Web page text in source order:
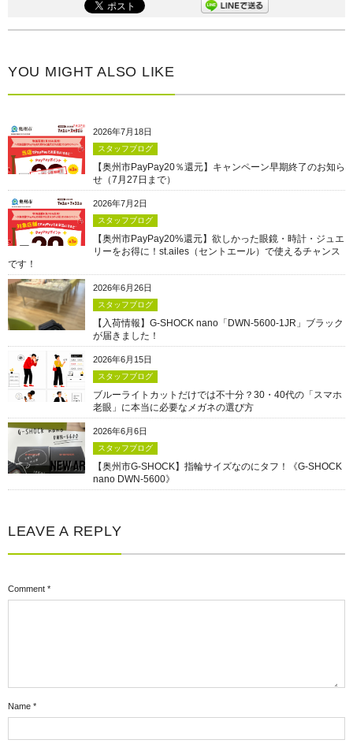
YOU MIGHT ALSO LIKE
2026年7月18日
スタッフブログ
【奥州市PayPay20％還元】キャンペーン早期終了のお知ら
せ（7月27日まで）
2026年7月2日
スタッフブログ
【奥州市PayPay20%還元】欲しかった眼鏡・時計・ジュエ
リーをお得に！st.ailes（セントエール）で使えるチャンス
です！
2026年6月26日
スタッフブログ
【入荷情報】G-SHOCK nano「DWN-5600-1JR」ブラック
が届きました！
2026年6月15日
スタッフブログ
ブルーライトカットだけでは不十分？30・40代の「スマホ
老眼」に本当に必要なメガネの選び方
2026年6月6日
スタッフブログ
【奥州市G-SHOCK】指輪サイズなのにタフ！《G-SHOCK
nano DWN-5600》
LEAVE A REPLY
Comment *
Name *